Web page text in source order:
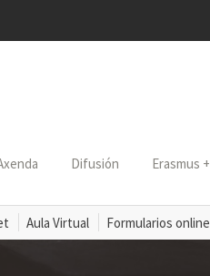
Difusión Erasmus +
Aula Virtual Formularios online